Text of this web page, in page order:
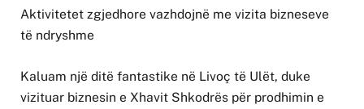
Aktivitetet zgjedhore vazhdojnë me vizita bizneseve
të ndryshme
Kaluam një ditë fantastike në Livoç të Ulët, duke
vizituar biznesin e Xhavit Shkodrës për prodhimin e